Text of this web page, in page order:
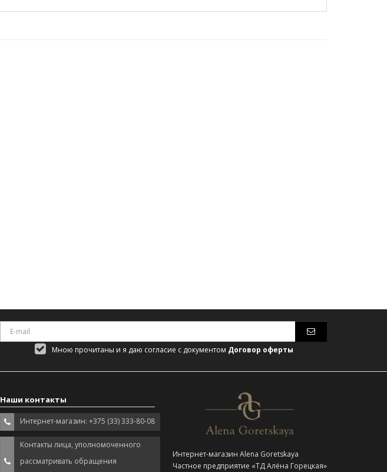
Мною прочитаны и я даю согласие с документом Договор оферты
Наши контакты
Интернет-магазин: +375 (33) 333-80-08
Контакты лица, уполномоченного
рассматривать обращения
Интернет-магазин Alena Goretskaya
Частное предприятие «ТД Алёна Горецкая»